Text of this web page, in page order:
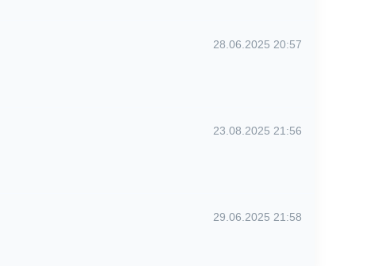
28.06.2025 20:57
23.08.2025 21:56
29.06.2025 21:58